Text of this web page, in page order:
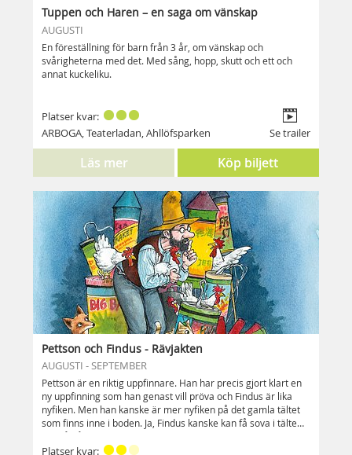
Tuppen och Haren – en saga om vänskap
AUGUSTI
En föreställning för barn från 3 år, om vänskap och
svårigheterna med det. Med sång, hopp, skutt och ett och
annat kuckeliku.
Platser kvar:
ARBOGA, Teaterladan, Ahllöfsparken
Se trailer
Läs mer Köp biljett
Pettson och Findus - Rävjakten
AUGUSTI - SEPTEMBER
Pettson är en riktig uppfinnare. Han har precis gjort klart en
ny uppfinning som han genast vill pröva och Findus är lika
nyfiken. Men han kanske är mer nyfiken på det gamla tältet
som finns inne i boden. Ja, Findus kanske kan få sova i tältet
ute på gården. Det vore ju spännande.
Men också lite läskigt, eftersom räven synts till i närheten.
Platser kvar: